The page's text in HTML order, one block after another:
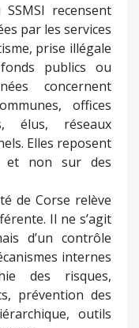
recensent
par les services
prise illégale
publics ou
concernent
offices
élus, réseaux
Elles reposent
et non sur des
de Corse relève
Il ne s’agit
d’un contrôle
internes
des risques,
prévention des
outils